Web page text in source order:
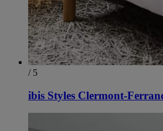
/ 5
ibis Styles Clermont-